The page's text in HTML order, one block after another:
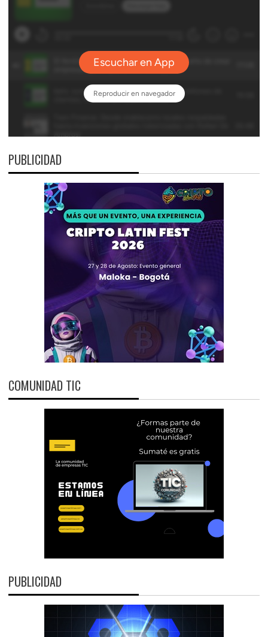
PUBLICIDAD
COMUNIDAD TIC
PUBLICIDAD